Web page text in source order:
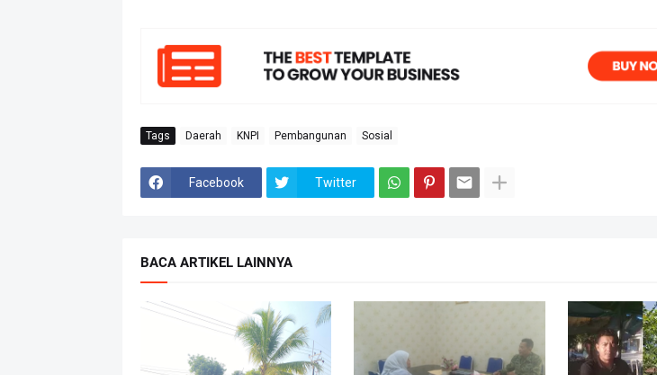
Tags Daerah KNPI Pembangunan Sosial
Facebook Twitter
BACA ARTIKEL LAINNYA